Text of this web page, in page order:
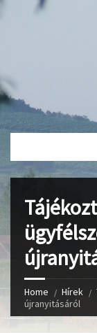
Skip
Home Hírek
újranyitásáról